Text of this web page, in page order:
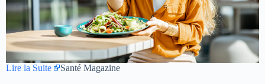
Lire la Suite Santé Magazine